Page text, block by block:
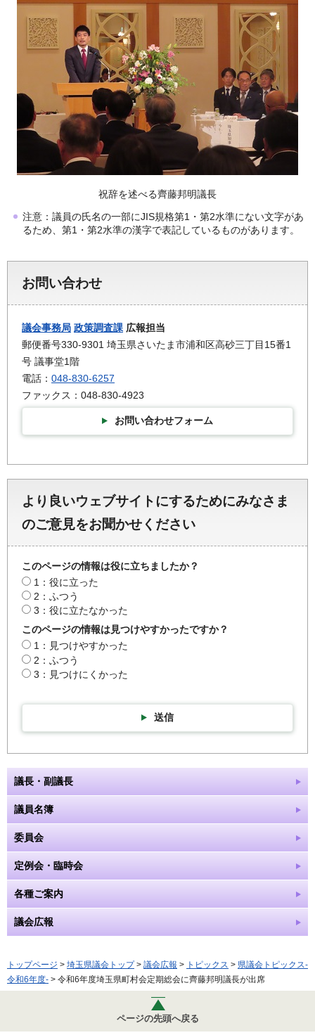
祝辞を述べる齊藤邦明議長
注意：議員の氏名の一部にJIS規格第1・第2水準にない文字があ
るため、第1・第2水準の漢字で表記しているものがあります。
お問い合わせ
議会事務局 政策調査課 広報担当
郵便番号330-9301 埼玉県さいたま市浦和区高砂三丁目15番1
号 議事堂1階
電話： 048-830-6257
ファックス：048-830-4923
お問い合わせフォーム
より良いウェブサイトにするためにみなさま
のご意見をお聞かせください
このページの情報は役に立ちましたか？
1：役に立った
2：ふつう
3：役に立たなかった
このページの情報は見つけやすかったですか？
1：見つけやすかった
2：ふつう
3：見つけにくかった
送信
議長・副議長
議員名簿
委員会
定例会・臨時会
各種ご案内
議会広報
トップページ > 埼玉県議会トップ> 議会広報 > トピックス > 県議会トピックス-
令和6年度- > 令和6年度埼玉県町村会定期総会に齊藤邦明議長が出席
ページの先頭へ戻る